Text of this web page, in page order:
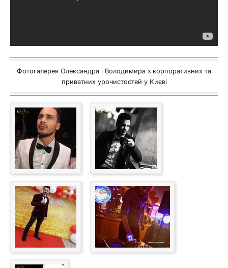
Фотогалерея Олександра і Володимира з корпоративних та
приватних урочистостей у Києві